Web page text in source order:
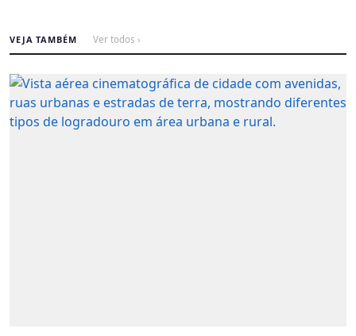
VEJA TAMBÉM Ver todos ›